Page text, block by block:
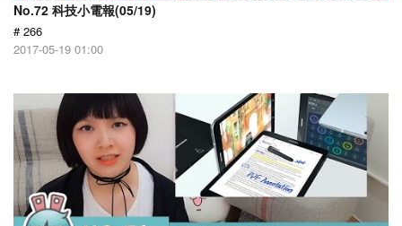
No.72 科技小電報(05/19)
# 266
2017-05-19 01:00